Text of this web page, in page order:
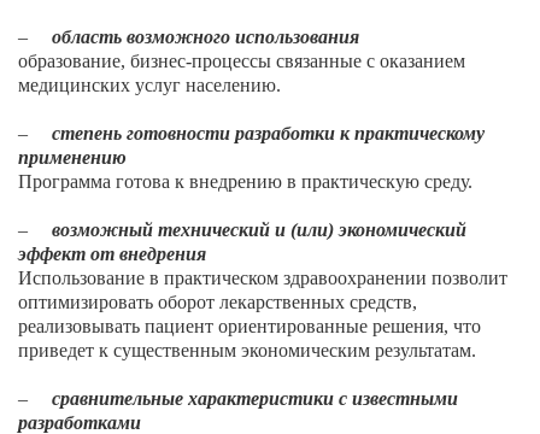
–
область возможного использования
образование, бизнес-процессы связанные с оказанием
медицинских услуг населению.
–
степень готовности разработки к практическому
применению
Программа готова к внедрению в практическую среду.
–
возможный технический и (или) экономический
эффект от внедрения
Использование в практическом здравоохранении позволит
оптимизировать оборот лекарственных средств,
реализовывать пациент ориентированные решения, что
приведет к существенным экономическим результатам.
–
сравнительные характеристики с известными
разработками